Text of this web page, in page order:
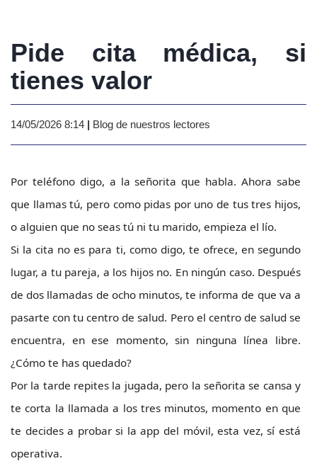
Pide cita médica, si
tienes valor
14/05/2026 8:14 | Blog de nuestros lectores
Por teléfono digo, a la señorita que habla. Ahora sabe
que llamas tú, pero como pidas por uno de tus tres hijos,
o alguien que no seas tú ni tu marido, empieza el lío.
Si la cita no es para ti, como digo, te ofrece, en segundo
lugar, a tu pareja, a los hijos no. En ningún caso. Después
de dos llamadas de ocho minutos, te informa de que va a
pasarte con tu centro de salud. Pero el centro de salud se
encuentra, en ese momento, sin ninguna línea libre.
¿Cómo te has quedado?
Por la tarde repites la jugada, pero la señorita se cansa y
te corta la llamada a los tres minutos, momento en que
te decides a probar si la app del móvil, esta vez, sí está
operativa.